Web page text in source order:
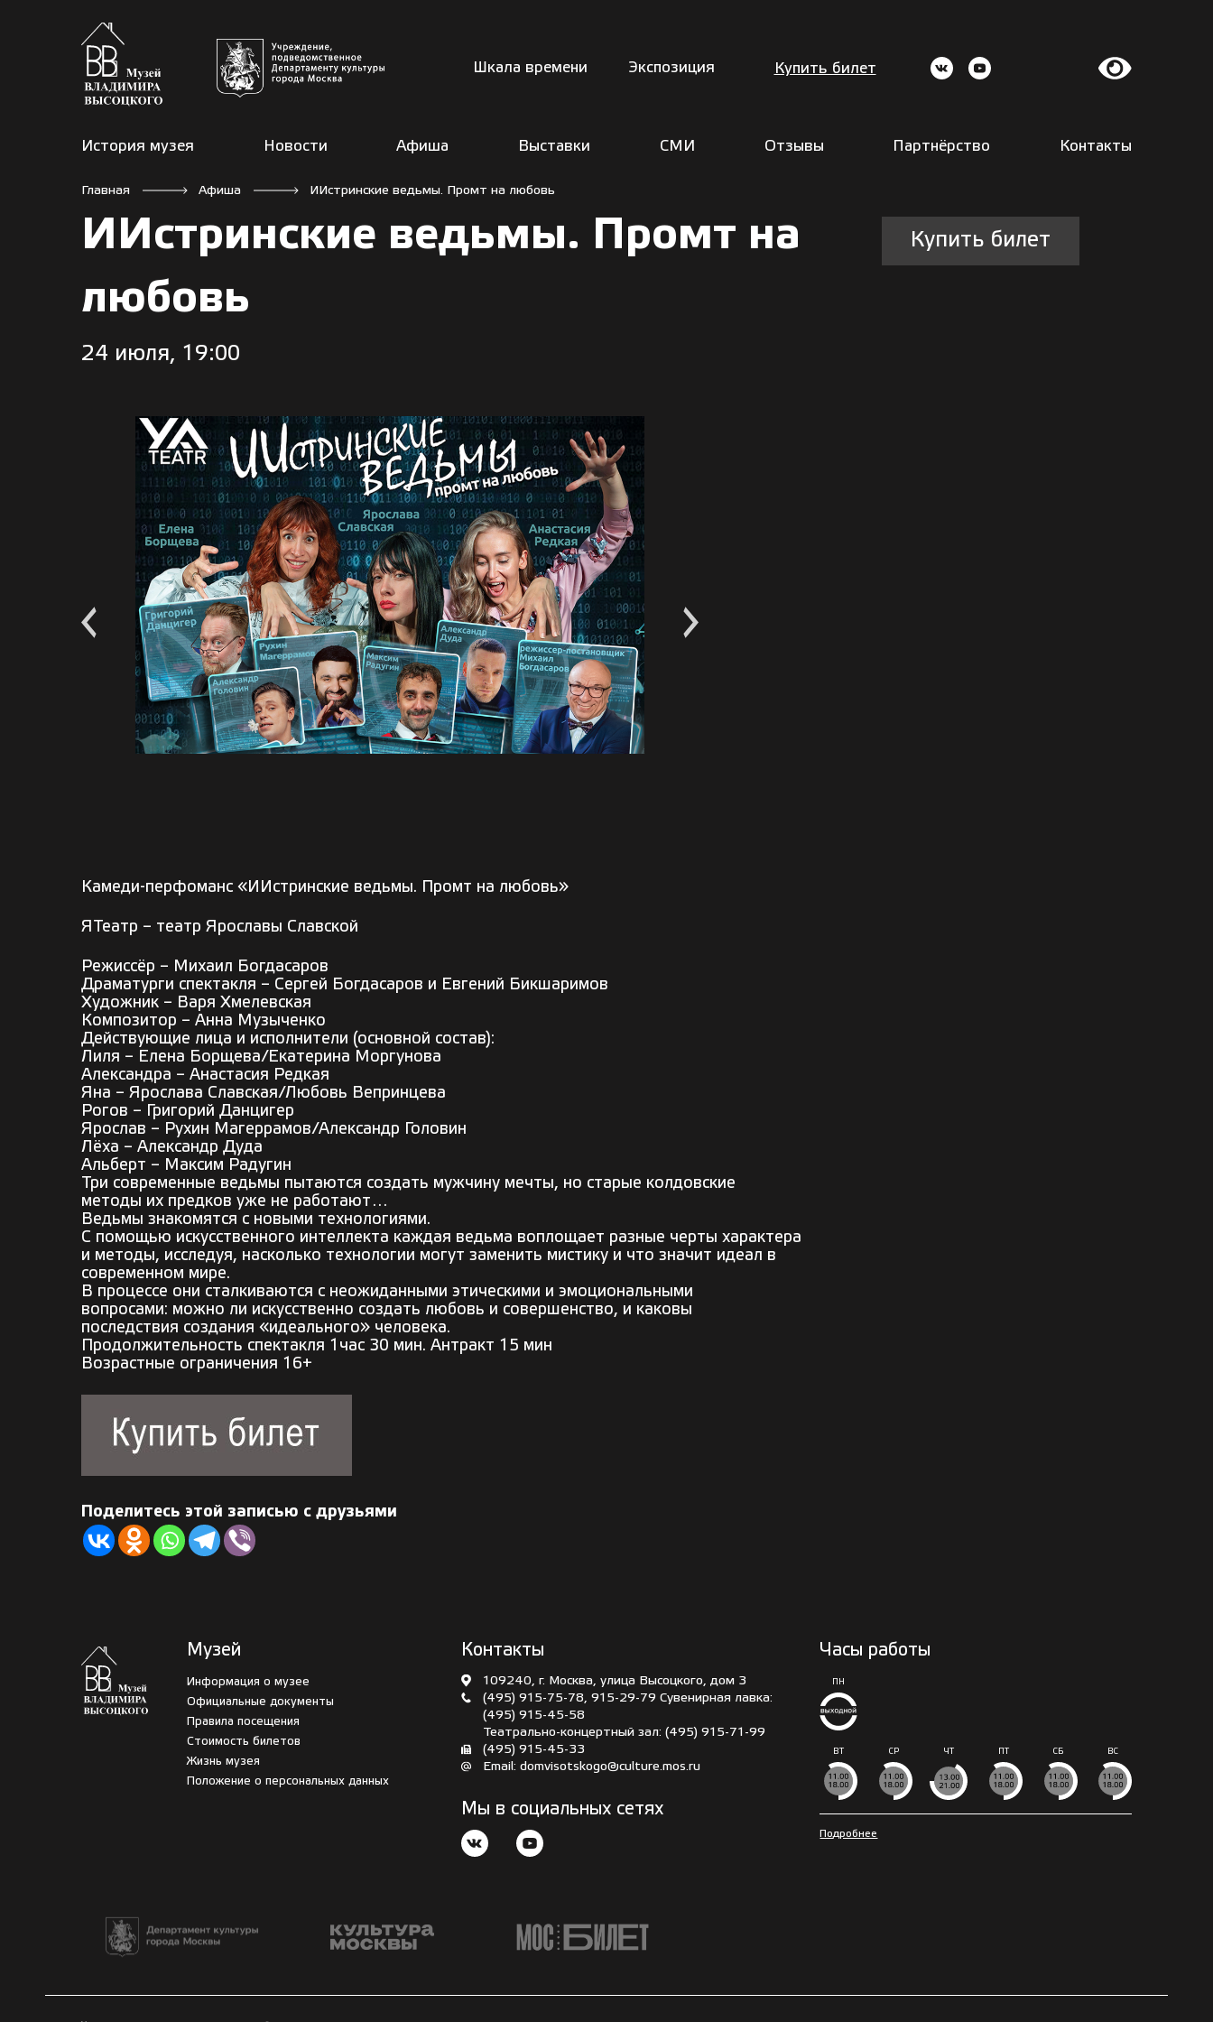
Шкала времени Экспозиция Купить билет
История музея Новости Афиша Выставки СМИ Отзывы Партнёрство Контакты
Главная Афиша ИИстринские ведьмы. Промт на любовь
ИИстринские ведьмы. Промт на
любовь
24 июля, 19:00
Камеди-перфоманс «ИИстринские ведьмы. Промт на любовь»
ЯТеатр – театр Ярославы Славской
Режиссёр – Михаил Богдасаров
Драматурги спектакля – Сергей Богдасаров и Евгений Бикшаримов
Художник – Варя Хмелевская
Композитор – Анна Музыченко
Действующие лица и исполнители (основной состав):
Лиля – Елена Борщева/Екатерина Моргунова
Александра – Анастасия Редкая
Яна – Ярослава Славская/Любовь Вепринцева
Рогов – Григорий Данцигер
Ярослав – Рухин Магеррамов/Александр Головин
Лёха – Александр Дуда
Альберт – Максим Радугин
Три современные ведьмы пытаются создать мужчину мечты, но старые колдовские
методы их предков уже не работают…
Ведьмы знакомятся с новыми технологиями.
С помощью искусственного интеллекта каждая ведьма воплощает разные черты характера
и методы, исследуя, насколько технологии могут заменить мистику и что значит идеал в
современном мире.
В процессе они сталкиваются с неожиданными этическими и эмоциональными
вопросами: можно ли искусственно создать любовь и совершенство, и каковы
последствия создания «идеального» человека.
Продолжительность спектакля 1час 30 мин. Антракт 15 мин
Возрастные ограничения 16+
Поделитесь этой записью с друзьями
Купить билет
Музей
Информация о музее
Официальные документы
Правила посещения
Стоимость билетов
Жизнь музея
Положение о персональных данных
Контакты
109240, г. Москва, улица Высоцкого, дом 3
(495) 915-75-78, 915-29-79 Сувенирная лавка:
(495) 915-45-58
Театрально-концертный зал: (495) 915-71-99
(495) 915-45-33
Email: domvisotskogo@culture.mos.ru
Мы в социальных сетях
Часы работы
ПН
ВТ СР ЧТ СБ ВС
Подробнее